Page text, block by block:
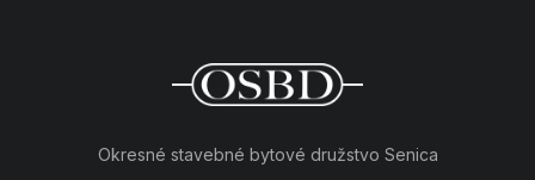
Okresné stavebné bytové družstvo Senica